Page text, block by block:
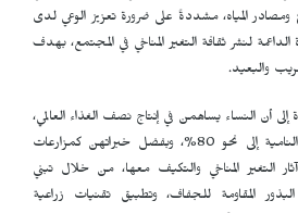
المياه، مشددةً على ضرورة تعزيز الوعي لدى
الداعمة لنشر ثقافة التغير المناخي في المجتمع، بهدف
والبعيد.
إلى أن النساء يساهمن في إنتاج نصف الغذاء العالمي،
وتصل مساهمتهن في الدول النامية إلى نحو 80%، وبفضل خبراتهن كمزارعات
التغير المناخي والتكيف معها، من خلال تبني
البذور المقاومة للجفاف، وتطبيق تقنيات زراعية